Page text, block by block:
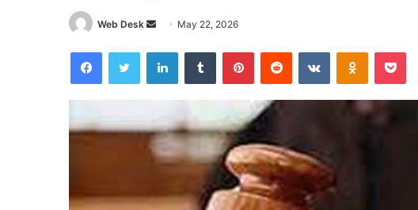
Web Desk
Send
email
May 22, 2026
FacebookTwitter LinkedInTumblr PinterestReddit VKontakte